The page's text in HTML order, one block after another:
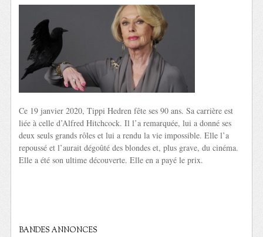
Ce 19 janvier 2020, Tippi Hedren fête ses 90 ans. Sa carrière est
liée à celle d’Alfred Hitchcock. Il l’a remarquée, lui a donné ses
deux seuls grands rôles et lui a rendu la vie impossible. Elle l’a
repoussé et l’aurait dégoûté des blondes et, plus grave, du cinéma.
Elle a été son ultime découverte. Elle en a payé le prix.
BANDES ANNONCES